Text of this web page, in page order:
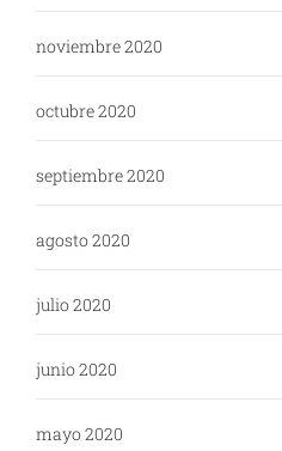
noviembre 2020
octubre 2020
septiembre 2020
agosto 2020
julio 2020
junio 2020
mayo 2020